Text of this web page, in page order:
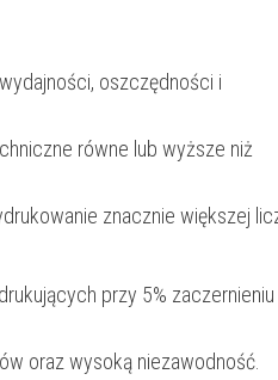
oszczędności i
równe lub wyższe niż
znacznie większej
przy 5% zaczernieniu
oraz wysoką niezawodność.